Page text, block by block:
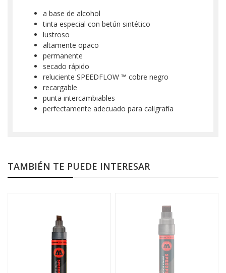
a base de alcohol
tinta especial con betún sintético
lustroso
altamente opaco
permanente
secado rápido
reluciente SPEEDFLOW ™ cobre negro
recargable
punta intercambiables
perfectamente adecuado para caligrafía
TAMBIÉN TE PUEDE INTERESAR